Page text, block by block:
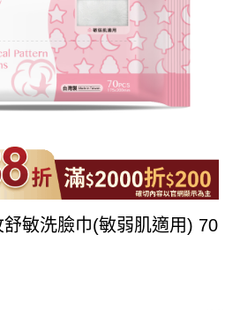
舒敏洗臉巾(敏弱肌適用) 70